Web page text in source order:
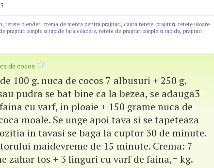
, retete blender, crema de menta pentru prajituri, cauta retete, prajituri, retete usoare
prajituri simple si rapide fara coacere, retete de prajituri simple si rapide, prajituri
de cocos
100 g. nuca de cocos 7 albusuri + 250 g.
pudra se bat bine ca la bezea, se adauga3
cu varf, in ploaie + 150 grame nuca de
moale. Se unge apoi tava si se tapeteaza
in tavasi se baga la cuptor 30 de minute.
maidevreme de 15 minute. Crema: 7
zahar tos + 3 linguri cu varf de faina,= kg.